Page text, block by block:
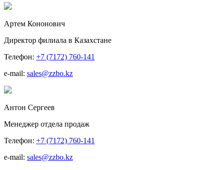
Артем Кононович
Директор филиала в Казахстане
Телефон: +7 (7172) 760-141
e-mail: sales@zzbo.kz
Антон Сергеев
Менеджер отдела продаж
Телефон: +7 (7172) 760-141
e-mail: sales@zzbo.kz